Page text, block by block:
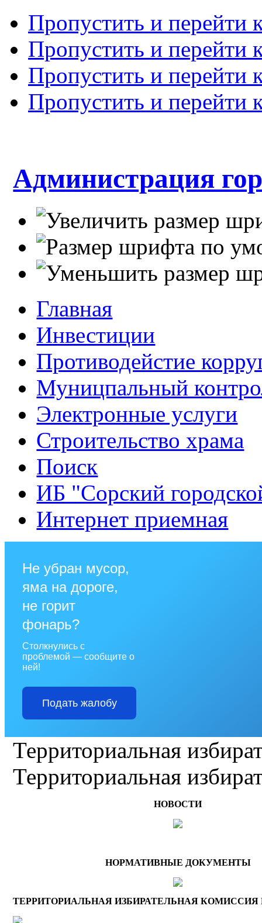
Пропустить и перейти
Пропустить и перейти
Пропустить и перейти
Пропустить и перейти
Администрация
Главная
Инвестиции
Противодейстие
Муницпальный
Электронные услуги
Строительство храма
Поиск
ИБ "Сорский
Интернет приемная
Не убран мусор,
яма на дороге,
не горит
фонарь?
Столкнулись с
проблемой — сообщите о
ней!
Подать жалобу
Территориальная
Территориальная
НОВОСТИ
НОРМАТИВНЫЕ ДОКУМЕНТЫ
ТЕРРИТОРИАЛЬНАЯ ИЗБИРАТЕЛЬНАЯ КОМИССИЯ